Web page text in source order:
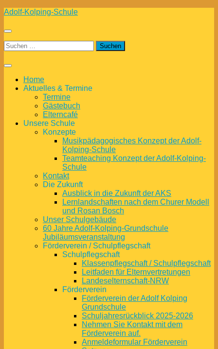
Zum
springen
Adolf-Kolping-Schule
Suchen
nach:
Home
Aktuelles & Termine
Termine
Gästebuch
Elterncafé
Unsere Schule
Konzepte
Musikpädagogisches Konzept der Adolf-
Kolping-Schule
Teamteaching Konzept der Adolf-Kolping-
Schule
Kontakt
Die Zukunft
Ausblick in die Zukunft der AKS
Lernlandschaften nach dem Churer Modell
und Rosan Bosch
Unser Schulgebäude
60 Jahre Adolf-Kolping-Grundschule
Jubiläumsveranstaltung
Förderverein / Schulpflegschaft
Schulpflegschaft
Klassenpflegschaft / Schulpflegschaft
Leitfaden für Elternvertretungen
Landeselternschaft-NRW
Förderverein
Förderverein der Adolf Kolping
Grundschule
Schuljahresrückblick 2025-2026
Nehmen Sie Kontakt mit dem
Förderverein auf.
Anmeldeformular Förderverein